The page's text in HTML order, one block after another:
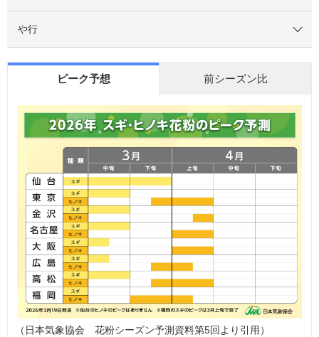
や行
ピーク予想 前シーズン比
（日本気象協会 花粉シーズン予測資料第5回より引用）